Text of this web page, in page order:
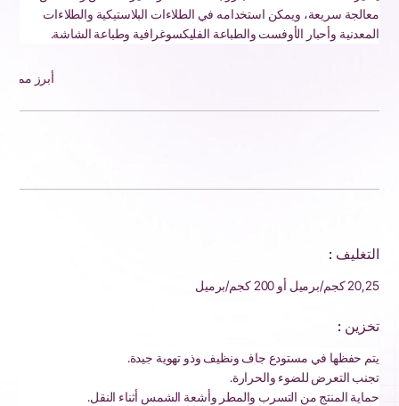
معالجة سريعة، ويمكن استخدامه في الطلاءات البلاستيكية والطلاءات
المعدنية وأحبار الأوفست والطباعة الفليكسوغرافية وطباعة الشاشة.
أبرز
التغليف :
20,25 كجم/برميل أو 200 كجم/برميل
تخزين :
يتم حفظها في مستودع جاف ونظيف وذو تهوية جيدة.
تجنب التعرض للضوء والحرارة.
حماية المنتج من التسرب والمطر وأشعة الشمس أثناء النقل.